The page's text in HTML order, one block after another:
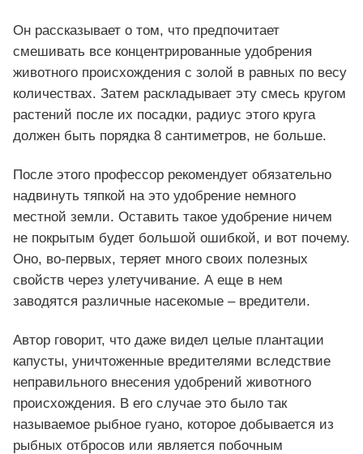
Он рассказывает о том, что предпочитает
смешивать все концентрированные удобрения
животного происхождения с золой в равных по весу
количествах. Затем раскладывает эту смесь кругом
растений после их посадки, радиус этого круга
должен быть порядка 8 сантиметров, не больше.
После этого профессор рекомендует обязательно
надвинуть тяпкой на это удобрение немного
местной земли. Оставить такое удобрение ничем
не покрытым будет большой ошибкой, и вот почему.
Оно, во-первых, теряет много своих полезных
свойств через улетучивание. А еще в нем
заводятся различные насекомые – вредители.
Автор говорит, что даже видел целые плантации
капусты, уничтоженные вредителями вследствие
неправильного внесения удобрений животного
происхождения. В его случае это было так
называемое рыбное гуано, которое добывается из
рыбных отбросов или является побочным